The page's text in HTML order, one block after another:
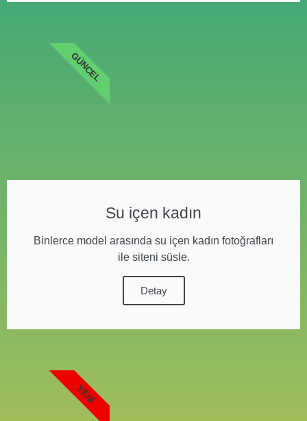
Su içen kadın
Binlerce model arasında su içen kadın fotoğrafları
ile siteni süsle.
Detay
GÜNCEL
YENI